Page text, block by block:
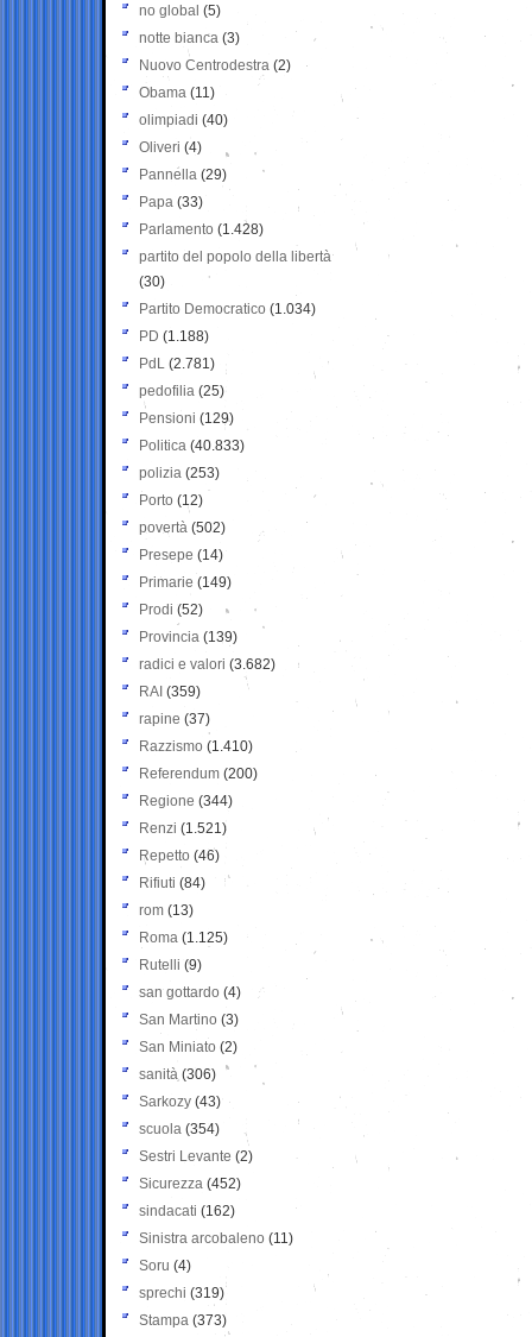
no global (5)
notte bianca (3)
Nuovo Centrodestra (2)
Obama (11)
olimpiadi (40)
Oliveri (4)
Pannella (29)
Papa (33)
Parlamento (1.428)
partito del popolo della libertà
(30)
Partito Democratico (1.034)
PD (1.188)
PdL (2.781)
pedofilia (25)
Pensioni (129)
Politica (40.833)
polizia (253)
Porto (12)
povertà (502)
Presepe (14)
Primarie (149)
Prodi (52)
Provincia (139)
radici e valori (3.682)
RAI (359)
rapine (37)
Razzismo (1.410)
Referendum (200)
Regione (344)
Renzi (1.521)
Repetto (46)
Rifiuti (84)
rom (13)
Roma (1.125)
Rutelli (9)
san gottardo (4)
San Martino (3)
San Miniato (2)
sanità (306)
Sarkozy (43)
scuola (354)
Sestri Levante (2)
Sicurezza (452)
sindacati (162)
Sinistra arcobaleno (11)
Soru (4)
sprechi (319)
Stampa (373)